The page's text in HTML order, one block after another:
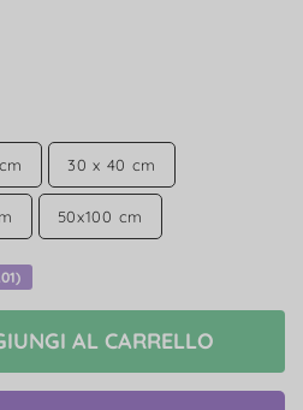
30 x 40 cm
50x100 cm
)
AL CARRELLO